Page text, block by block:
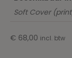
Soft Cover
€ 68,00 incl. btw